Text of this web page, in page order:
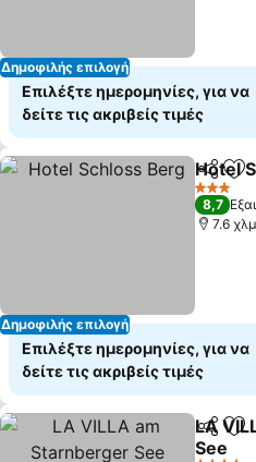
Δημοφιλής επιλογή
Επιλέξτε ημερομηνίες, για να
δείτε τις ακριβείς τιμές
Δημοφιλής επιλογή
Hotel
3 Αστέρια
8,7
7.6
Επιλέξτε ημερομηνίες, για να
δείτε τις ακριβείς τιμές
LA
See